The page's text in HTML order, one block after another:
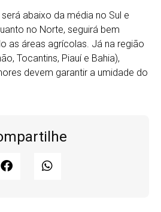
abaixo da média no Sul e
no Norte, seguirá bem
as áreas agrícolas. Já na região
Tocantins, Piauí e Bahia),
devem garantir a umidade do